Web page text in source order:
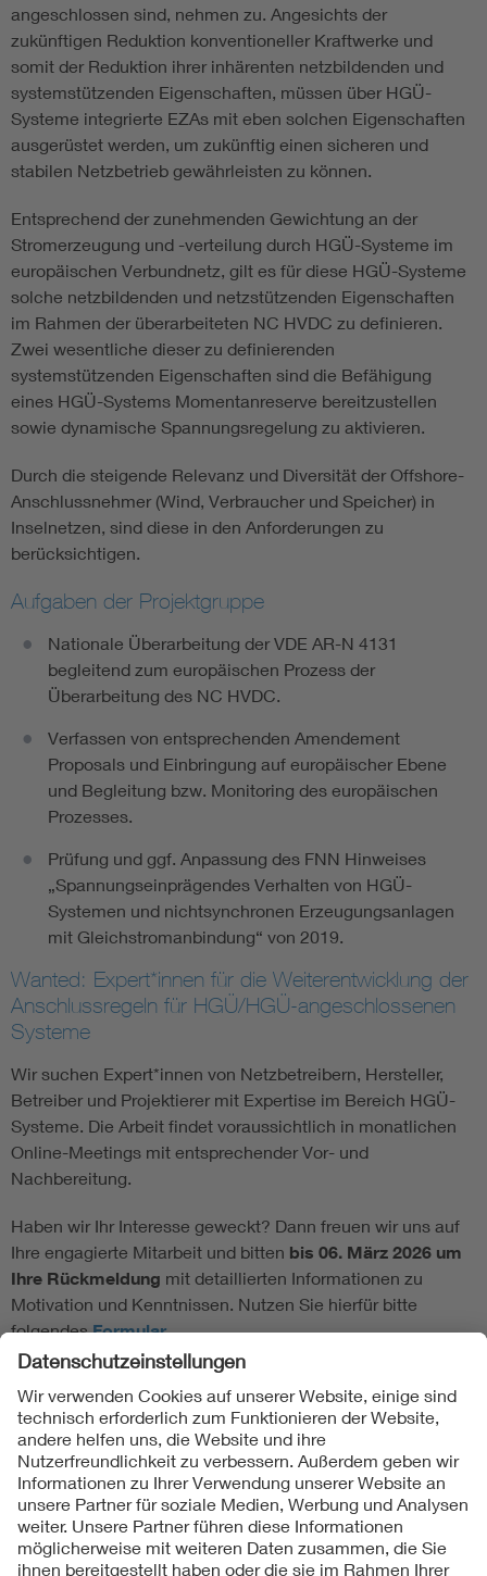
angeschlossen sind, nehmen zu. Angesichts der
zukünftigen Reduktion konventioneller Kraftwerke und
somit der Reduktion ihrer inhärenten netzbildenden und
systemstützenden Eigenschaften, müssen über HGÜ-
Systeme integrierte EZAs mit eben solchen Eigenschaften
ausgerüstet werden, um zukünftig einen sicheren und
stabilen Netzbetrieb gewährleisten zu können.
Entsprechend der zunehmenden Gewichtung an der
Stromerzeugung und -verteilung durch HGÜ-Systeme im
europäischen Verbundnetz, gilt es für diese HGÜ-Systeme
solche netzbildenden und netzstützenden Eigenschaften
im Rahmen der überarbeiteten NC HVDC zu definieren.
Zwei wesentliche dieser zu definierenden
systemstützenden Eigenschaften sind die Befähigung
eines HGÜ-Systems Momentanreserve bereitzustellen
sowie dynamische Spannungsregelung zu aktivieren.
Durch die steigende Relevanz und Diversität der Offshore-
Anschlussnehmer (Wind, Verbraucher und Speicher) in
Inselnetzen, sind diese in den Anforderungen zu
berücksichtigen.
Aufgaben der Projektgruppe
Nationale Überarbeitung der VDE AR-N 4131
begleitend zum europäischen Prozess der
Überarbeitung des NC HVDC.
Verfassen von entsprechenden Amendement
Proposals und Einbringung auf europäischer Ebene
und Begleitung bzw. Monitoring des europäischen
Prozesses.
Prüfung und ggf. Anpassung des FNN Hinweises
„Spannungseinprägendes Verhalten von HGÜ-
Systemen und nichtsynchronen Erzeugungsanlagen
mit Gleichstromanbindung“ von 2019.
Wanted: Expert*innen für die Weiterentwicklung der
Anschlussregeln für HGÜ/HGÜ-angeschlossenen
Systeme
Wir suchen Expert*innen von Netzbetreibern, Hersteller,
Betreiber und Projektierer mit Expertise im Bereich HGÜ-
Systeme. Die Arbeit findet voraussichtlich in monatlichen
Online-Meetings mit entsprechender Vor- und
Nachbereitung.
Haben wir Ihr Interesse geweckt? Dann freuen wir uns auf
Ihre engagierte Mitarbeit und bitten bis 06. März 2026 um
Ihre Rückmeldung mit detaillierten Informationen zu
Motivation und Kenntnissen. Nutzen Sie hierfür bitte
folgendesFormular.
Folgen Sie uns